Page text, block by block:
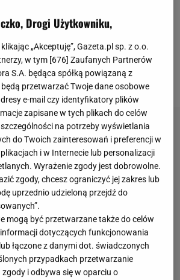
temu podopieczni Fernando
przybliżyli się do awansu na
które w przyszłym roku
w Niemczech.
Drogi Użytkowniku,
„Akceptuję”, Gazeta.pl sp. z o.o.
w tym [676] Zaufanych Partnerów
S.A. będąca spółką powiązaną z
przetwarzać Twoje dane osobowe
e-mail czy identyfikatory plików
zapisane w tych plikach do celów
na potrzeby wyświetlania
do Twoich zainteresowań i preferencji w
i w Internecie lub personalizacji
Wyrażenie zgody jest dobrowolne.
zgody, chcesz ograniczyć jej zakres lub
uprzednio udzieloną przejdź do
mogą być przetwarzane także do celów
dotyczących funkcjonowania
łączone z danymi dot. świadczonych
przypadkach przetwarzanie
i odbywa się w oparciu o